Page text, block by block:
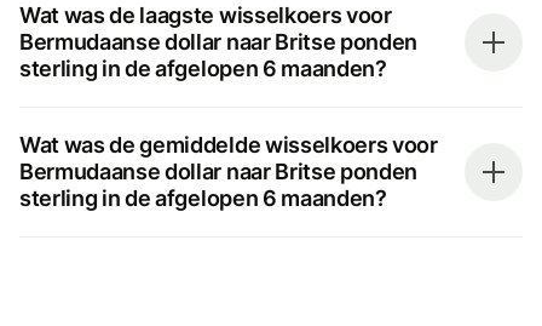
Wat was de laagste wisselkoers voor
Bermudaanse dollar naar Britse ponden
sterling in de afgelopen 6 maanden?
Wat was de gemiddelde wisselkoers voor
Bermudaanse dollar naar Britse ponden
sterling in de afgelopen 6 maanden?